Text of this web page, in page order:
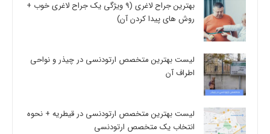
بهترین جراح لاغری (9 ویژگی یک جراح لاغری خوب +
روش های پیدا کردن آن)
لیست بهترین متخصص ارتودنسی در چیذر و نواحی
اطراف آن
لیست بهترین متخصص ارتودنسی در قیطریه + نحوه
انتخاب یک متخصص ارتودنسی